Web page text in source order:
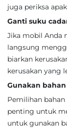
juga periksa
Ganti suku
Jika mobil Anda
langsung
biarkan
kerusakan yang
Gunakan
Pemilihan
penting untuk
untuk gunakan